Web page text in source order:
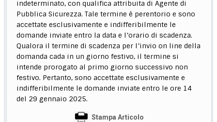
indeterminato, con qualifica attribuita di Agente di
Pubblica Sicurezza. Tale termine è perentorio e sono
accettate esclusivamente e indifferibilmente le
domande inviate entro la data e l’orario di scadenza.
Qualora il termine di scadenza per l’invio on line della
domanda cada in un giorno festivo, il termine si
intende prorogato al primo giorno successivo non
festivo. Pertanto, sono accettate esclusivamente e
indifferibilmente le domande inviate entro le ore 14
del 29 gennaio 2025.
Stampa Articolo